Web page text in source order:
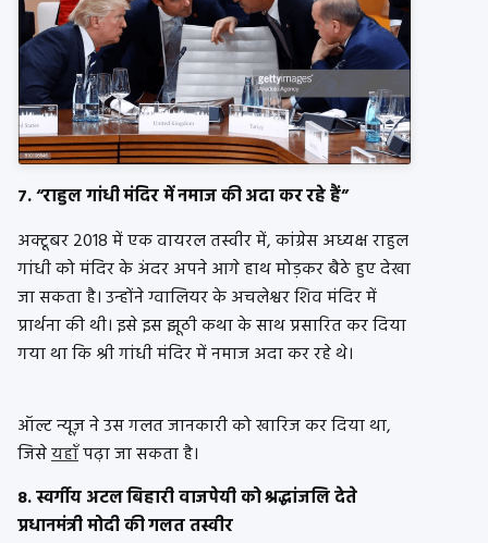
7. “राहुल गांधी मंदिर में नमाज की अदा कर रहे हैं”
अक्टूबर 2018 में एक वायरल तस्वीर में, कांग्रेस अध्यक्ष राहुल
गांधी को मंदिर के अंदर अपने आगे हाथ मोड़कर बैठे हुए देखा
जा सकता है। उन्होंने ग्वालियर के अचलेश्वर शिव मंदिर में
प्रार्थना की थी। इसे इस झूठी कथा के साथ प्रसारित कर दिया
गया था कि श्री गांधी मंदिर में नमाज अदा कर रहे थे।
ऑल्ट न्यूज़ ने उस गलत जानकारी को खारिज कर दिया था,
जिसेयहाँपढ़ा जा सकता है।
8. स्वर्गीय अटल बिहारी वाजपेयी को श्रद्धांजलि देते
प्रधानमंत्री मोदी की गलत तस्वीर